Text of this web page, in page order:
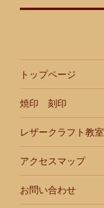
トップページ
焼印 刻印
レザークラフト教室
アクセスマップ
お問い合わせ